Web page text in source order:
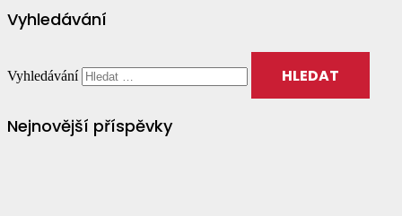
Vyhledávání
Vyhledávání
Nejnovější příspěvky